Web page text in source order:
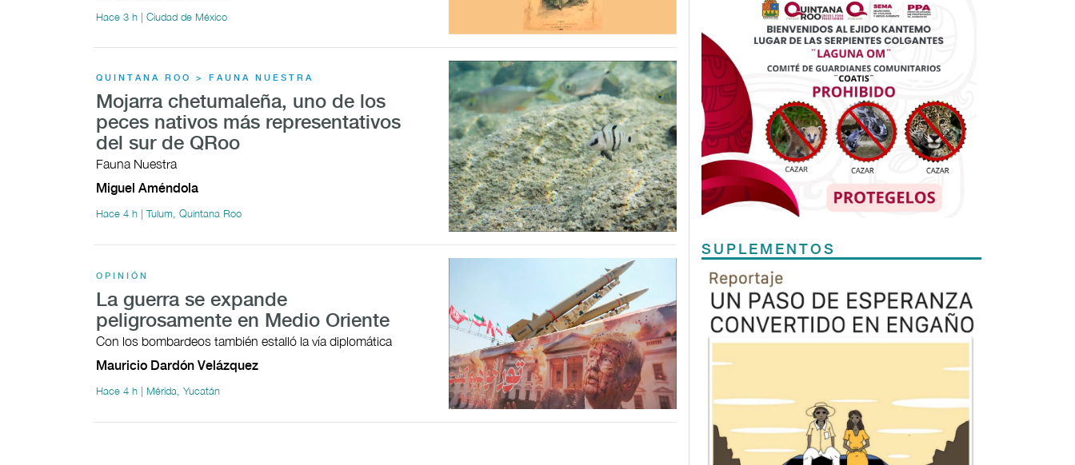
Hace 3 h | Ciudad de México
QUINTANA ROO > FAUNA NUESTRA
Mojarra chetumaleña, uno de los
peces nativos más representativos
del sur de QRoo
Fauna Nuestra
Miguel Améndola
Hace 4 h | Tulum, Quintana Roo
OPINIÓN
La guerra se expande
peligrosamente en Medio Oriente
Con los bombardeos también estalló la vía diplomática
Mauricio Dardón Velázquez
Hace 4 h | Mérida, Yucatán
SUPLEMENTOS